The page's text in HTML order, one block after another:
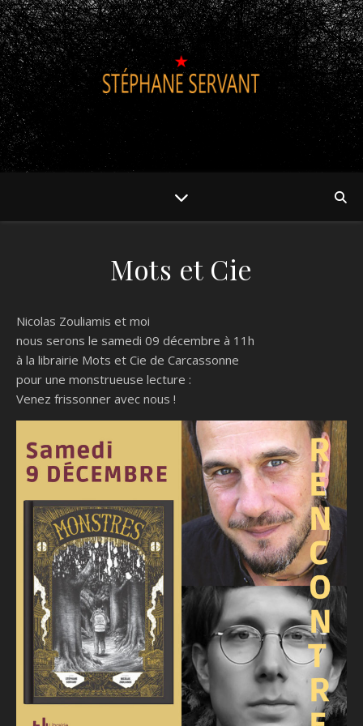
Mots et Cie
Nicolas Zouliamis et moi
nous serons le samedi 09 décembre à 11h
à la librairie Mots et Cie de Carcassonne
pour une monstrueuse lecture :
Venez frissonner avec nous !